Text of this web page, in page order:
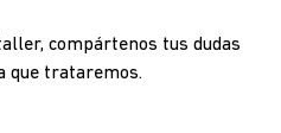
compártenos tus dudas
que trataremos.